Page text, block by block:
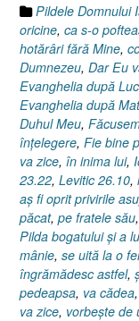
Pildele Domnului
oricine, ca s-o
hotărâri fără Mine,
Dumnezeu, Dar Eu
Evanghelia după
Evanghelia după
Duhul Meu,
înţelegere, Fie bine
va zice, în inima lui,
23.22, Levitic 26.10,
aş fi oprit privirile
păcat, pe fratele său,
Pilda bogatului şi a
mânie, se uită la o
îngrămădesc astfel,
pedeapsa, va cădea,
va zice, vorbeşte de